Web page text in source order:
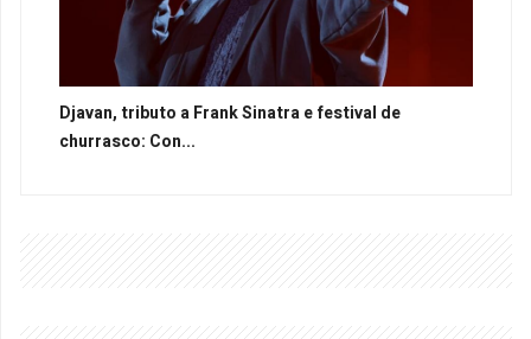
Djavan, tributo a Frank Sinatra e festival de
churrasco: Con...